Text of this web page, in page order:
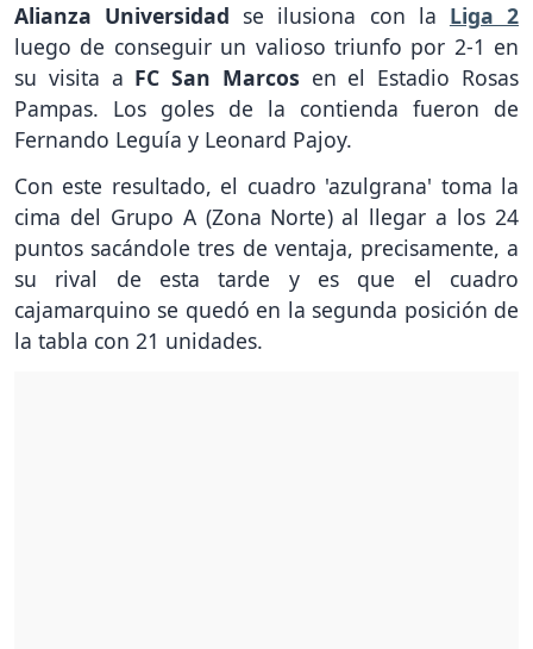
Alianza Universidad se ilusiona con la Liga 2
luego de conseguir un valioso triunfo por 2-1 en
su visita a FC San Marcos en el Estadio Rosas
Pampas. Los goles de la contienda fueron de
Fernando Leguía y Leonard Pajoy.
Con este resultado, el cuadro 'azulgrana' toma la
cima del Grupo A (Zona Norte) al llegar a los 24
puntos sacándole tres de ventaja, precisamente, a
su rival de esta tarde y es que el cuadro
cajamarquino se quedó en la segunda posición de
la tabla con 21 unidades.